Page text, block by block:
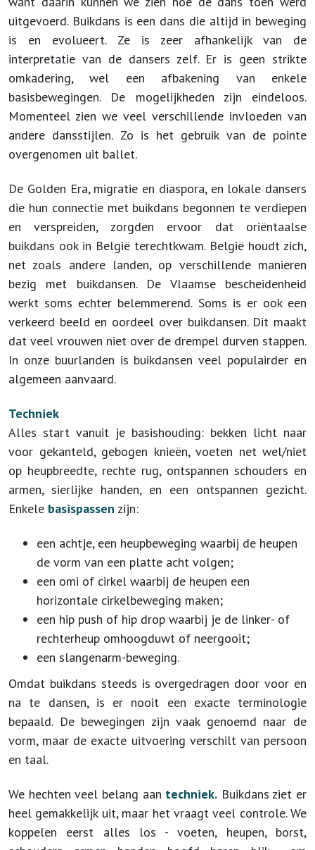
uitgevoerd. Buikdans is een dans die altijd in beweging
is en evolueert. Ze is zeer afhankelijk van de
interpretatie van de dansers zelf. Er is geen strikte
omkadering, wel een afbakening van enkele
basisbewegingen. De mogelijkheden zijn eindeloos.
Momenteel zien we veel verschillende invloeden van
andere dansstijlen. Zo is het gebruik van de pointe
overgenomen uit ballet.
De Golden Era, migratie en diaspora, en lokale dansers
die hun connectie met buikdans begonnen te verdiepen
en verspreiden, zorgden ervoor dat oriëntaalse
buikdans ook in België terechtkwam. België houdt zich,
net zoals andere landen, op verschillende manieren
bezig met buikdansen. De Vlaamse bescheidenheid
werkt soms echter belemmerend. Soms is er ook een
verkeerd beeld en oordeel over buikdansen. Dit maakt
dat veel vrouwen niet over de drempel durven stappen.
In onze buurlanden is buikdansen veel populairder en
algemeen aanvaard.
Techniek
Alles start vanuit je basishouding: bekken licht naar
voor gekanteld, gebogen knieën, voeten net wel/niet
op heupbreedte, rechte rug, ontspannen schouders en
armen, sierlijke handen, en een ontspannen gezicht.
Enkele basispassen zijn:
een achtje, een heupbeweging waarbij de heupen
de vorm van een platte acht volgen;
een omi of cirkel waarbij de heupen een
horizontale cirkelbeweging maken;
een hip push of hip drop waarbij je de linker- of
rechterheup omhoogduwt of neergooit;
een slangenarm-beweging.
Omdat buikdans steeds is overgedragen door voor en
na te dansen, is er nooit een exacte terminologie
bepaald. De bewegingen zijn vaak genoemd naar de
vorm, maar de exacte uitvoering verschilt van persoon
en taal.
We hechten veel belang aan techniek. Buikdans ziet er
heel gemakkelijk uit, maar het vraagt veel controle. We
koppelen eerst alles los - voeten, heupen, borst,